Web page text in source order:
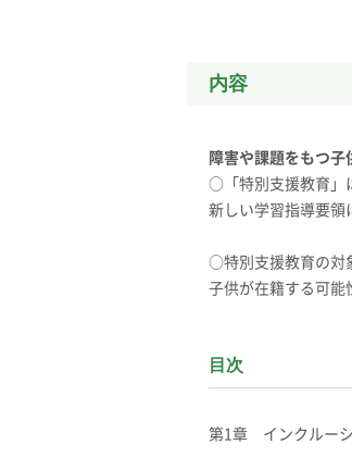
内容
障害や課題をもつ子
○「特別支援教育」
新しい学習指導要領
○特別支援教育の対
子供が在籍する可能
目次
第1章 インクルー